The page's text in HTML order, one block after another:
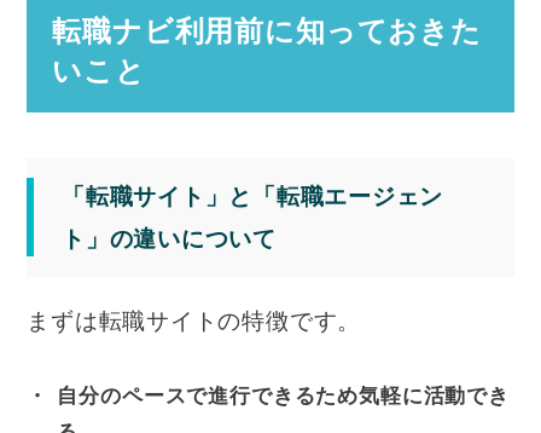
転職ナビ利用前に知っておきた
いこと
「転職サイト」と「転職エージェン
ト」の違いについて
まずは転職サイトの特徴です。
自分のペースで進行できるため気軽に活動でき